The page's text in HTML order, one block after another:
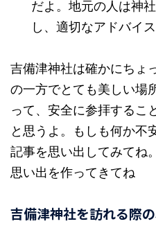
だよ。地元の人は神
し、適切なアドバイ
吉備津神社は確かにちょ
の一方でとても美しい場
って、安全に参拝するこ
と思うよ。もしも何か不
記事を思い出してみてね
思い出を作ってきてね
吉備津神社を訪れる際